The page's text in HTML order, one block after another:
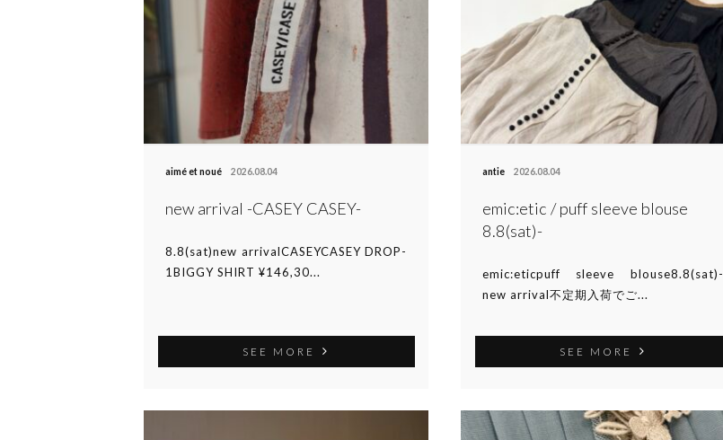
aimé et noué 2026.08.04
new arrival -CASEY CASEY-
8.8(sat)new arrivalCASEYCASEY DROP-
1BIGGY SHIRT ¥146,30...
SEE MORE
antie 2026.08.04
emic:etic / puff sleeve blouse
8.8(sat)-
emic:eticpuff sleeve blouse8.8(sat)-
new arrival不定期入荷でご...
SEE MORE